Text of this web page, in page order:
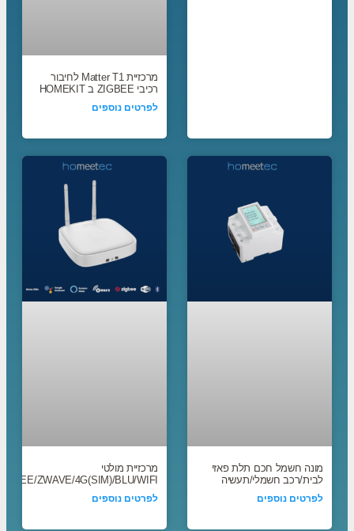
מרכזיית Matter T1 לחיבור
רכיבי ZIGBEE ב HOMEKIT
לפרטים נוספים
מונה חשמל חכם תלת פאזי
לבית/רכב חשמלי/תעשיה
לפרטים נוספים
מרכזיית מולטי
ZWAVE/4G(SIM)/BLU/WIFI
לפרטים נוספים